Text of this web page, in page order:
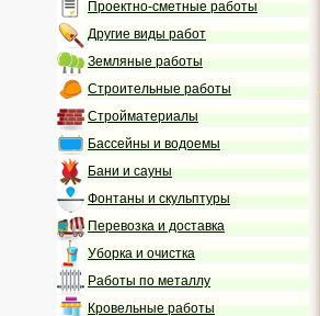
Проектно-сметные работы
Другие виды работ
Земляные работы
Строительные работы
Стройматериалы
Бассейны и водоемы
Бани и сауны
Фонтаны и скульптуры
Перевозка и доставка
Уборка и очистка
Работы по металлу
Кровельные работы